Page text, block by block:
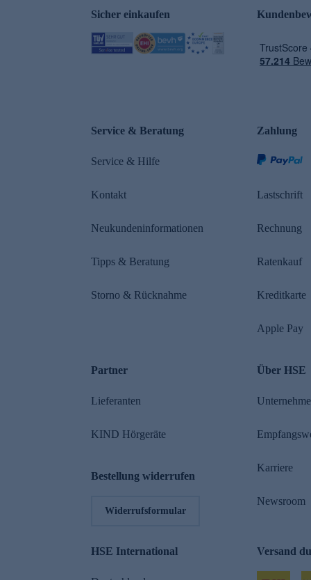
Sicher einkaufen
Service & Beratung
Service & Hilfe
Kontakt
Neukundeninformationen
Tipps & Beratung
Storno & Rücknahme
Zahlung
Lastschrift
Rechnung
Ratenkauf
Kreditkarte
Apple Pay
Partner
Lieferanten
KIND Hörgeräte
Bestellung widerrufen
Widerrufsformular
Über HSE
Karriere
Newsroom
HSE International Versand